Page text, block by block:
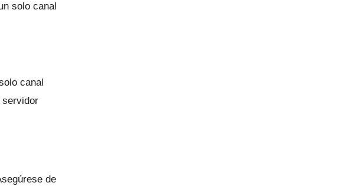
solo canal
canal
servidor
de